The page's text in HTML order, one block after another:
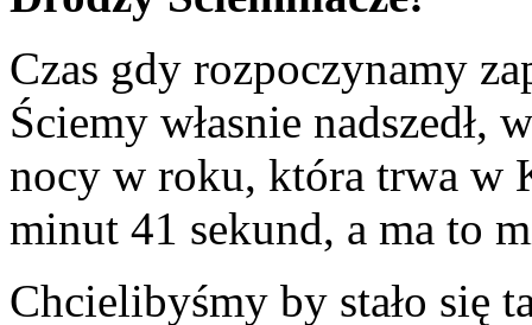
Czas gdy rozpoczynamy
Ściemy własnie nadszedł,
nocy w roku, która trwa w
minut 41 sekund, a ma to
Chcielibyśmy by stało się